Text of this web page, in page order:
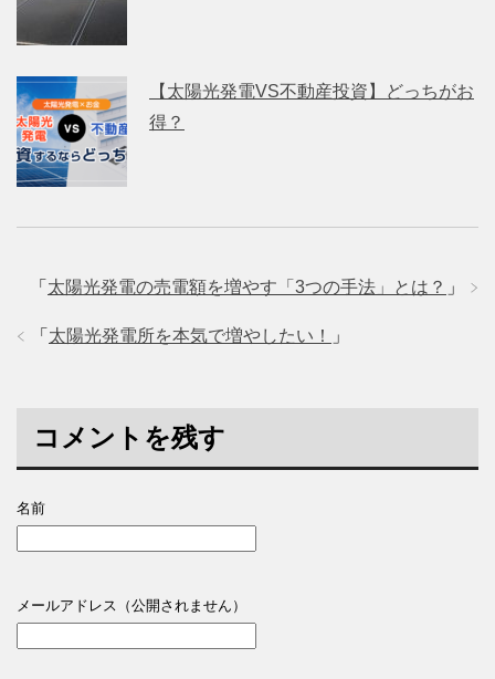
【太陽光発電VS不動産投資】どっちがお
得？
「 太陽光発電の売電額を増やす「3つの手法」とは？ 」
「 太陽光発電所を本気で増やしたい！ 」
コメントを残す
名前
メールアドレス（公開されません）